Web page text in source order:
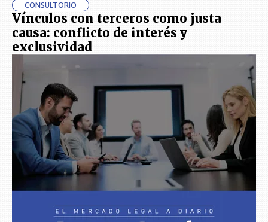
CONSULTORIO
Vínculos con terceros como justa
causa: conflicto de interés y
exclusividad